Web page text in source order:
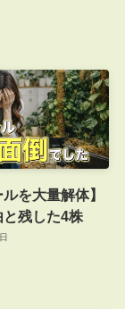
ルを大量解体】
残した4株